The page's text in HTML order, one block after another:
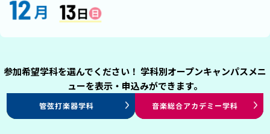
参加希望学科を選んでください！ 学科別オープンキャンパスメニ
ューを表示・申込みができます。
ヴォーカル学科 プロミュージシャン学科
アレンジ・作曲学科
プロダンサー専攻
パフォーミングアーツ学科
ミュージカル専攻
パフォーミングアーツ学科
声優俳優専攻
パフォーミングアーツ学科
演出・制作専攻
パフォーミングアーツ学科
エンタテインメント
スタッフ学科
エンタテインメントHR学科 ジャズ・ポピュラー学科
管弦打楽器学科 音楽総合アカデミー学科